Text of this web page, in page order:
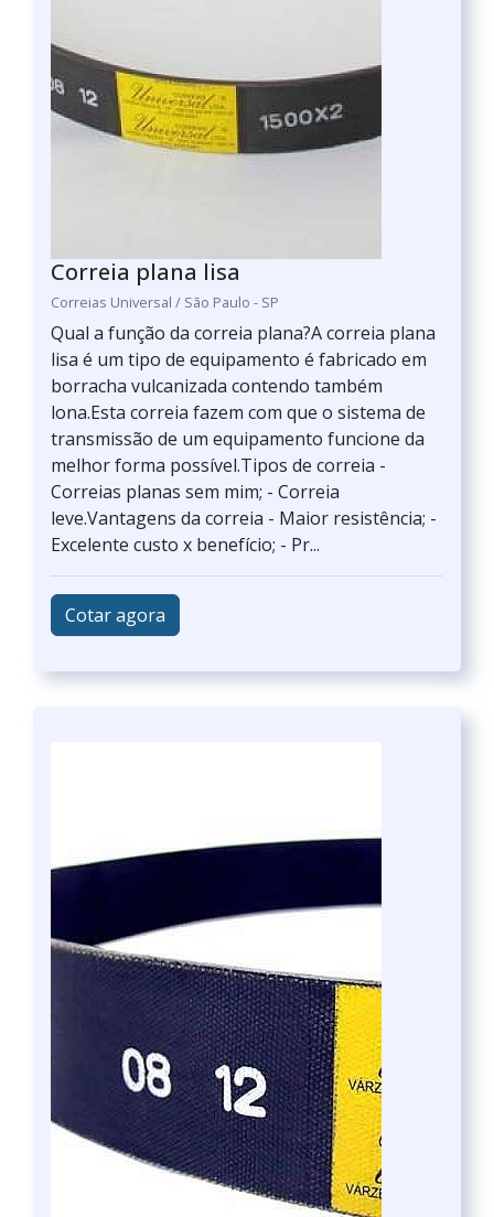
Correia plana lisa
Correias Universal / São Paulo - SP
Qual a função da correia plana?A correia plana
lisa é um tipo de equipamento é fabricado em
borracha vulcanizada contendo também
lona.Esta correia fazem com que o sistema de
transmissão de um equipamento funcione da
melhor forma possível.Tipos de correia -
Correias planas sem mim; - Correia
leve.Vantagens da correia - Maior resistência; -
Excelente custo x benefício; - Pr...
Cotar agora